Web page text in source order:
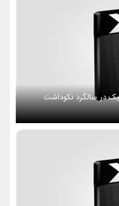
در سالگرد نکوداشت